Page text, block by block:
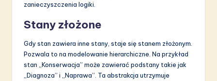
zanieczyszczenia logiki.
Stany złożone
Gdy stan zawiera inne stany, staje się stanem złożonym.
Pozwala to na modelowanie hierarchiczne. Na przykład
stan „Konserwacja” może zawierać podstany takie jak
„Diagnoza” i „Naprawa”. Ta abstrakcja utrzymuje